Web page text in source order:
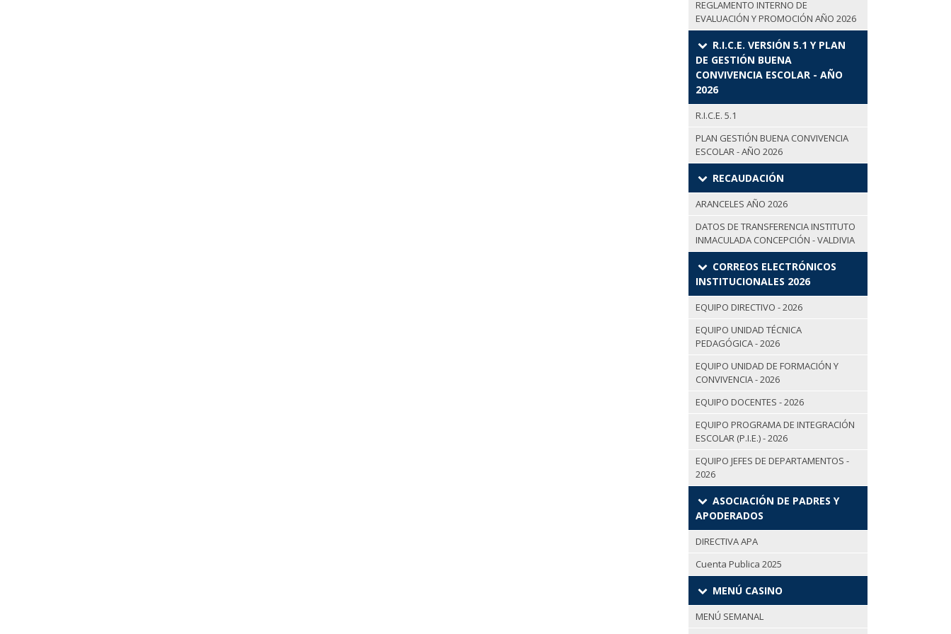
REGLAMENTO INTERNO DE
EVALUACIÓN Y PROMOCIÓN AÑO 2026
R.I.C.E. VERSIÓN 5.1 Y PLAN
DE GESTIÓN BUENA
CONVIVENCIA ESCOLAR - AÑO
2026
R.I.C.E. 5.1
PLAN GESTIÓN BUENA CONVIVENCIA
ESCOLAR - AÑO 2026
RECAUDACIÓN
ARANCELES AÑO 2026
DATOS DE TRANSFERENCIA INSTITUTO
INMACULADA CONCEPCIÓN - VALDIVIA
CORREOS ELECTRÓNICOS
INSTITUCIONALES 2026
EQUIPO DIRECTIVO - 2026
EQUIPO UNIDAD TÉCNICA
PEDAGÓGICA - 2026
EQUIPO UNIDAD DE FORMACIÓN Y
CONVIVENCIA - 2026
EQUIPO DOCENTES - 2026
EQUIPO PROGRAMA DE INTEGRACIÓN
ESCOLAR (P.I.E.) - 2026
EQUIPO JEFES DE DEPARTAMENTOS -
2026
ASOCIACIÓN DE PADRES Y
APODERADOS
DIRECTIVA APA
Cuenta Publica 2025
MENÚ CASINO
MENÚ SEMANAL